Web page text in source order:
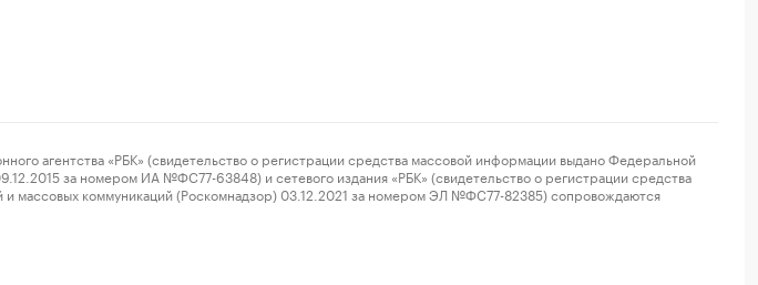
«РБК» (свидетельство о регистрации средства массовой информации выдано Федеральной
за номером ИА №ФС77-63848) и сетевого издания «РБК» (свидетельство о регистрации средства
массовых коммуникаций (Роскомнадзор) 03.12.2021 за номером ЭЛ №ФС77-82385) сопровождаются